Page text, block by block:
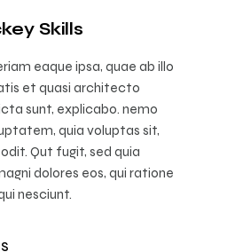
Skills
eaque ipsa, quae ab illo
et quasi architecto
sunt, explicabo. nemo
quia voluptas sit,
Qut fugit, sed quia
dolores eos, qui ratione
nesciunt.